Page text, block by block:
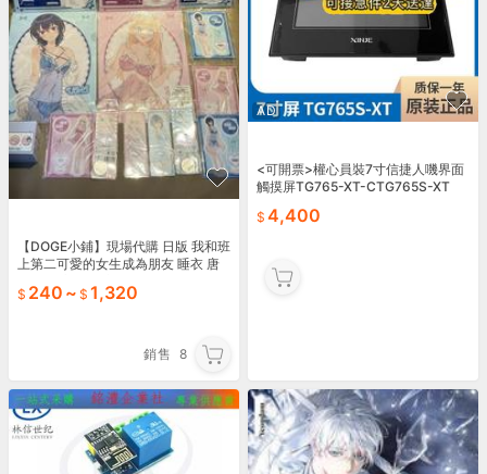
【DOGE小鋪】現場代購 日版 我和班
上第二可愛的女生成為朋友 睡衣 唐
0710
240 ~ 1,320
銷售 8
AD
<可開票>權心員裝7寸信捷人嘰界面
觸摸屏TG765-XT-CTG765S-XT
4,400